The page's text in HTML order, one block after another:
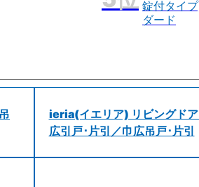
錠付タイ
ダード
ieria(イエリア) リビングドア
広引戸･片引／巾広吊戸･片引